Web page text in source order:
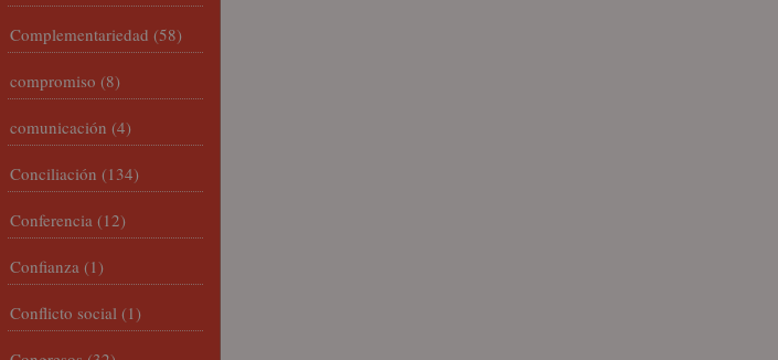
Complementariedad (58)
compromiso (8)
comunicación (4)
Conciliación (134)
Conferencia (12)
Confianza (1)
Conflicto social (1)